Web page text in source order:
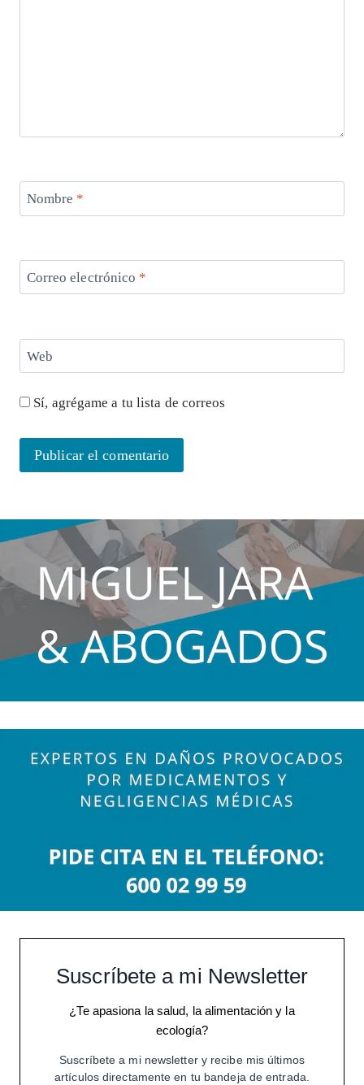
Nombre *
Correo electrónico *
Web
Sí, agrégame a tu lista de correos
Suscríbete a mi Newsletter
¿Te apasiona la salud, la alimentación y la
ecología?
Suscríbete a mi newsletter y recibe mis últimos
artículos directamente en tu bandeja de entrada.